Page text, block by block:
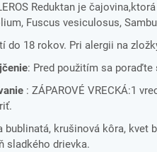
Reduktan je
Fuscus vesiculosus,
do 18 rokov. Pri alergii na
: Pred použitím sa
: ZÁPAROVÉ VRECKÁ:1
bublinatá, krušinová kôra, kvet
sladkého drievka.